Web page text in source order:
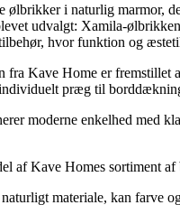
ølbrikker i naturlig marmor,
udvalgt: Xamila-
hvor funktion og
fra Kave Home er fremstillet
præg til
moderne enkelhed med
af Kave Homes sortiment
materiale, kan farve